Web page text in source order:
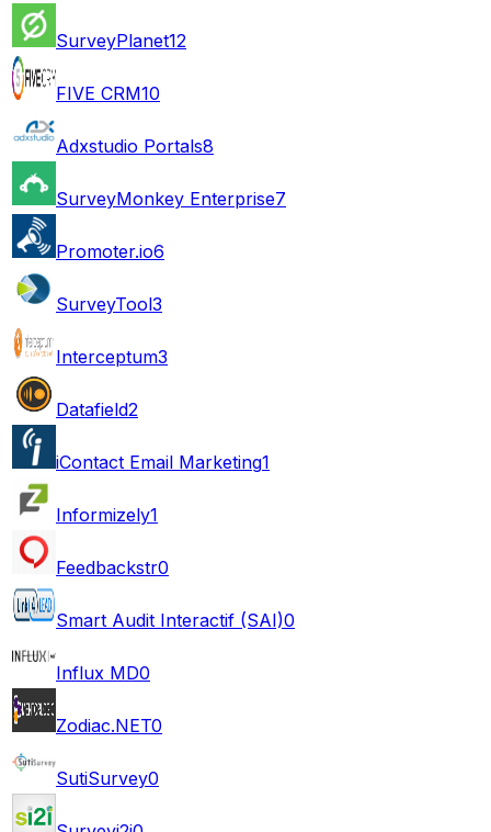
SurveyPlanet12
FIVE CRM10
Adxstudio Portals8
SurveyMonkey Enterprise7
Promoter.io6
SurveyTool3
Interceptum3
Datafield2
iContact Email Marketing1
Informizely1
Feedbackstr0
Smart Audit Interactif (SAI)0
Influx MD0
Zodiac.NET0
SutiSurvey0